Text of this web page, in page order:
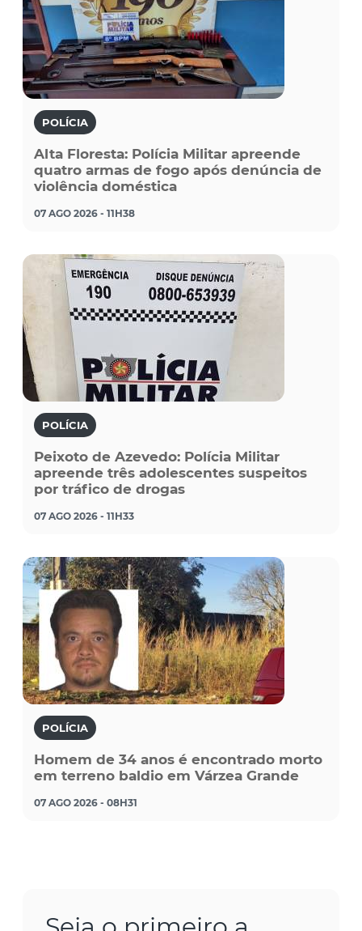
POLÍCIA
Alta Floresta: Polícia Militar apreende
quatro armas de fogo após denúncia de
violência doméstica
07 AGO 2026 - 11H38
POLÍCIA
Peixoto de Azevedo: Polícia Militar
apreende três adolescentes suspeitos
por tráfico de drogas
07 AGO 2026 - 11H33
POLÍCIA
Homem de 34 anos é encontrado morto
em terreno baldio em Várzea Grande
07 AGO 2026 - 08H31